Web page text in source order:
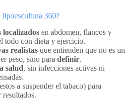
lipoescultura 360?
localizados en abdomen, flancos y
todo con dieta y ejercicio.
realistas que entienden que no es un
peso, sino para definir.
salud, sin infecciones activas ni
a suspender el tabaco) para